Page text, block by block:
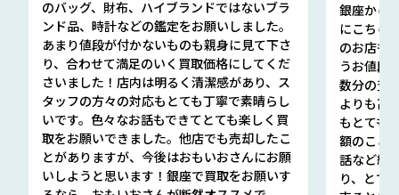
のバッグ、財布、ハイブランドではないブラ
ンド品、時計などの鑑定をお願いしました。
あまり値段が付かないものも親身に見て下さ
り、合わせて満足のいく買取価格にしてくだ
さいました！店内は明るく清潔感があり、ス
タッフの方々の対応もとても丁寧で素晴らし
いです。色々なお話もできてとても楽しく買
取をお願いできました。他店でも売却したこ
とがありますが、今後はおもいおさんにお願
いしようと思います！銀座で買取をお願いす
銀座から
にこちら
のお店も
うお値段
数分の査
よりも高
もとても
額のこと
話など細
り、とて